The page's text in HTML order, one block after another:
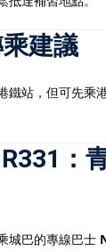
建議
鐵站，但可先乘
：
城巴的專線巴士